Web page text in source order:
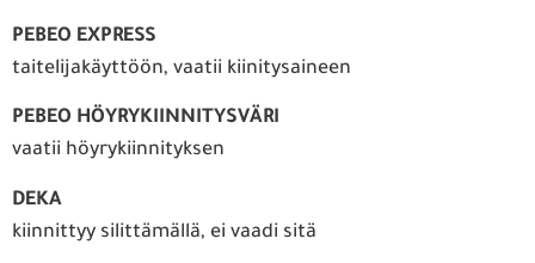
PEBEO EXPRESS
taitelijakäyttöön, vaatii kiinitysaineen
PEBEO HÖYRYKIINNITYSVÄRI
vaatii höyrykiinnityksen
DEKA
kiinnittyy silittämällä, ei vaadi sitä